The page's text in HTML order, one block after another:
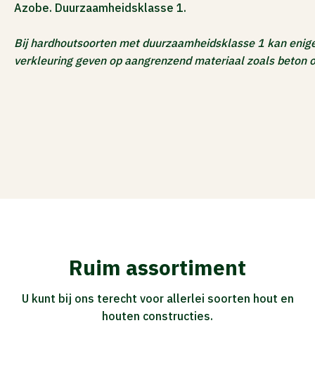
ACTIES
Azobe. Duurzaamheidsklasse 1.
Bij hardhoutsoorten met duurzaamheidsklasse 1 kan
verkleuring geven op aangrenzend materiaal zoals beton
Ruim assortiment
U kunt bij ons terecht voor allerlei soorten hout en
houten constructies.